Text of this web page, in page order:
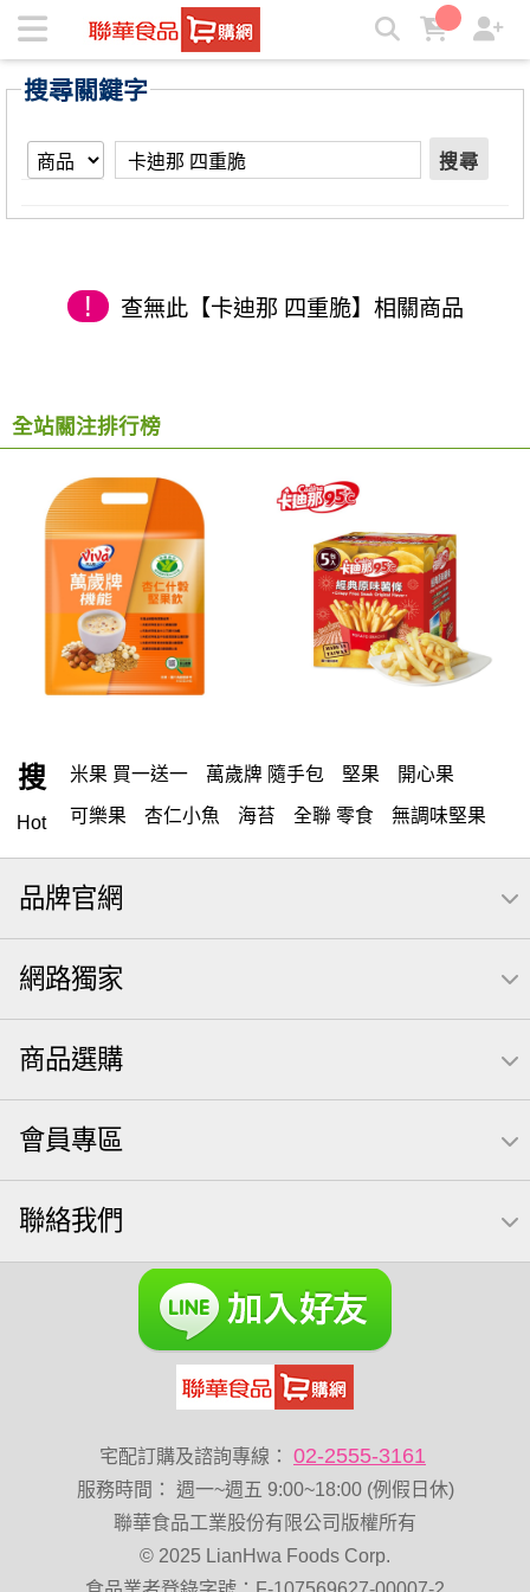
【卡迪那 四重脆】搜尋結果 | ★聯華食品e購網★
搜尋關鍵字
搜尋
! 查無此【卡迪那 四重脆】相關商品
全站關注排行榜
搜
Hot
米果 買一送一 萬歲牌 隨手包 堅果 開心果
可樂果 杏仁小魚 海苔 全聯 零食 無調味堅果
無調味 全聯 禮盒 堅穀力 綜合纖果 腰果 米果
全聯 素食
全聯 拜拜 洋芋片 元本山 萬歲牌 甘栗 小魚
薯條
南瓜子 起司 每日 icash 義大利麵 荷卡
卡廸那 95℃鮮脆三色丁
【萬歲牌】每日堅果系列 萬歲牌 南瓜籽 三角飯糰
萬歲牌 米果
減糖日記
無調味綜合堅果 杏仁 全聯 海苔 小魚乾
無糖 堅果飲 萬歲牌小魚 滿天星
元氣什穀堅果飲 烘焙
萬歲牌 堅果小包裝活力堅果 香菜
魚 萬歲牌 蔓越莓 蜜汁腰果 寶咖咖 15g
飯卷專用海苔 萬歲牌-堅穀力 隨手包 總匯點心
綜合 中秋禮盒 味付
品牌官網
網路獨家
商品選購
會員專區
聯絡我們
宅配訂購及諮詢專線： 02-2555-3161
服務時間 ：
週一~週五 9:00~18:00 (例假日休)
聯華食品工業股份有限公司版權所有
© 2025 LianHwa Foods Corp.